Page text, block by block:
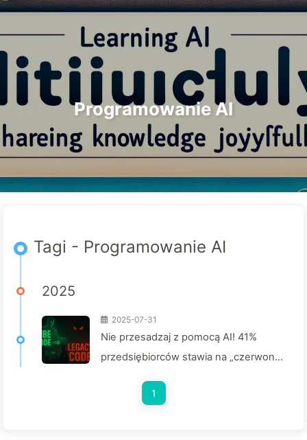
Szukaj Strona główna Archiwa Tagi
Kategorie Linki O nas 🇵🇱 Polski
Programowanie AI
Tagi - Programowanie AI
2025
2025-07-31
Nie przesadzaj z pomocą AI! 41%
przedsiębiorców stawia na „czerwone
czyni pracowników jeszcze bardziej
1